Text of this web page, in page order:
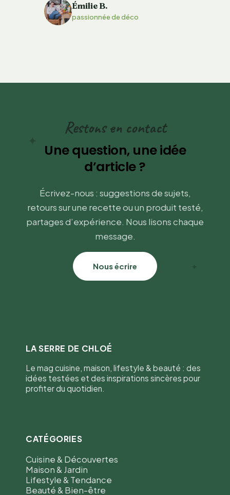
É Émilie B.
passionnée de déco
Restons en contact
Une question, une idée
d’article ?
Écrivez-nous : suggestions de sujets,
retours sur une recette ou un produit testé,
partages d’expérience. Nous lisons chaque
message.
Nous écrire
LA SERRE DE CHLOÉ
Le mag cuisine, maison, lifestyle & beauté : des
idées testées et des inspirations sincères pour
profiter du quotidien.
CATÉGORIES
Cuisine & Découvertes
Maison & Jardin
Lifestyle & Tendance
Beauté & Bien-être